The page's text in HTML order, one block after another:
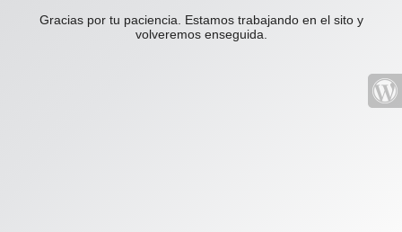
Gracias por tu paciencia. Estamos trabajando en el sito y
volveremos enseguida.